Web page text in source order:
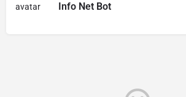
Info Net Bot